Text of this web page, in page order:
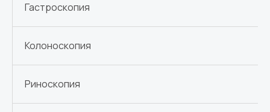
Гастроскопия
Колоноскопия
Риноскопия